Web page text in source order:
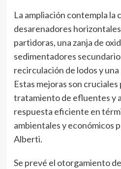
La ampliación contempla la
desarenadores
partidoras, una zanja de
sedimentadores
recirculación de lodos y
Estas mejoras son
tratamiento de efluentes y
respuesta eficiente en
ambientales y económicos
Alberti.
Se prevé el otorgamiento